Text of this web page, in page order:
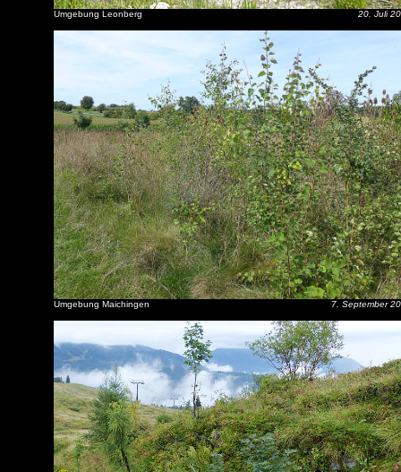
Umgebung Leonberg 20. Juli
Umgebung Maichingen 7. September